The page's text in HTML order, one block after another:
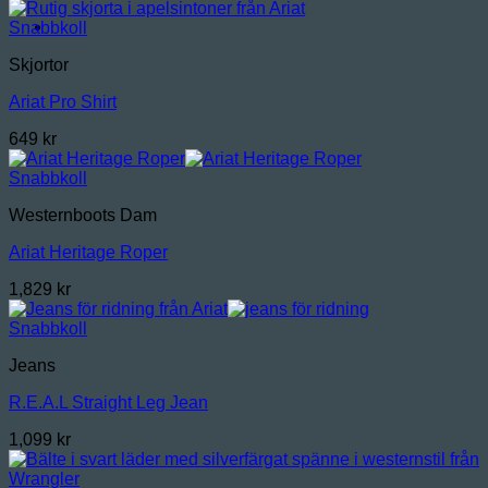
Snabbkoll
Skjortor
Ariat Pro Shirt
649 kr
Snabbkoll
Westernboots Dam
Ariat Heritage Roper
1,829 kr
Snabbkoll
Jeans
R.E.A.L Straight Leg Jean
1,099 kr